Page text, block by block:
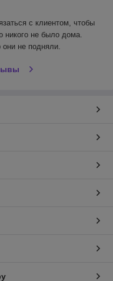
с клиентом, чтобы
никого не было дома.
они не подняли.